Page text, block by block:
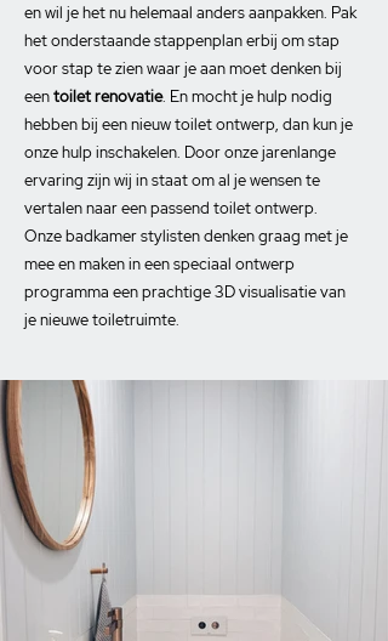
en wil je het nu helemaal anders aanpakken. Pak
het onderstaande stappenplan erbij om stap
voor stap te zien waar je aan moet denken bij
eentoilet renovatie. En mocht je hulp nodig
hebben bij een nieuw toilet ontwerp, dan kun je
onze hulp inschakelen. Door onze jarenlange
ervaring zijn wij in staat om al je wensen te
vertalen naar een passend toilet ontwerp.
Onze badkamer stylisten denken graag met je
mee en maken in een speciaal ontwerp
programma een prachtige 3D visualisatie van
je nieuwe toiletruimte.